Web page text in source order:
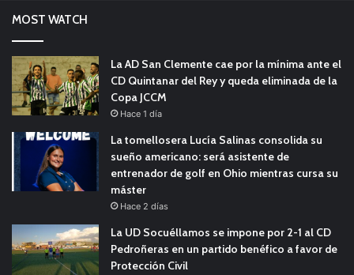
MOST WATCH
La AD San Clemente cae por la mínima ante el
CD Quintanar del Rey y queda eliminada de la
Copa JCCM
Hace 1 día
La tomellosera Lucía Salinas consolida su
sueño americano: será asistente de
entrenador de golf en Ohio mientras cursa su
máster
Hace 2 días
La UD Socuéllamos se impone por 2-1 al CD
Pedroñeras en un partido benéfico a favor de
Protección Civil